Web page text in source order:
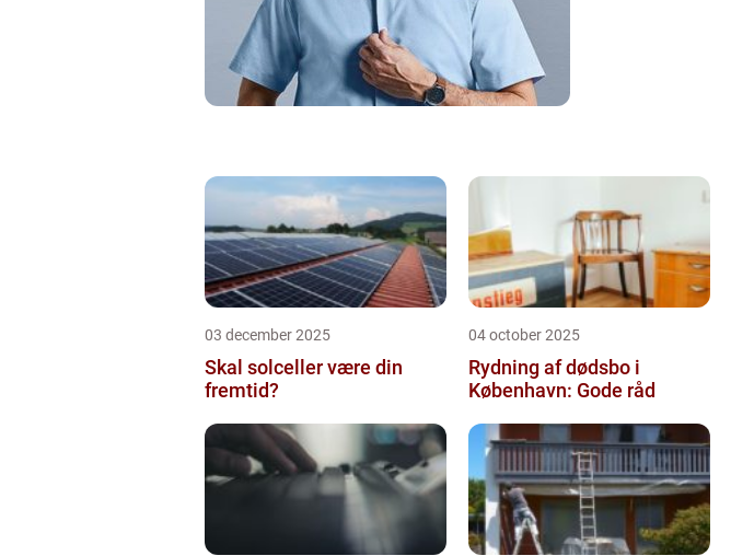
03 december 2025
Skal solceller være din
fremtid?
04 october 2025
Rydning af dødsbo i
København: Gode råd